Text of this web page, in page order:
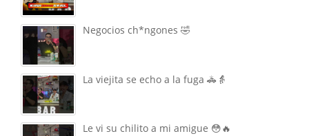
Negocios ch*ngones 🤣
La viejita se echo a la fuga 🚓👵
Le vi su chilito a mi amigue 😳🔥